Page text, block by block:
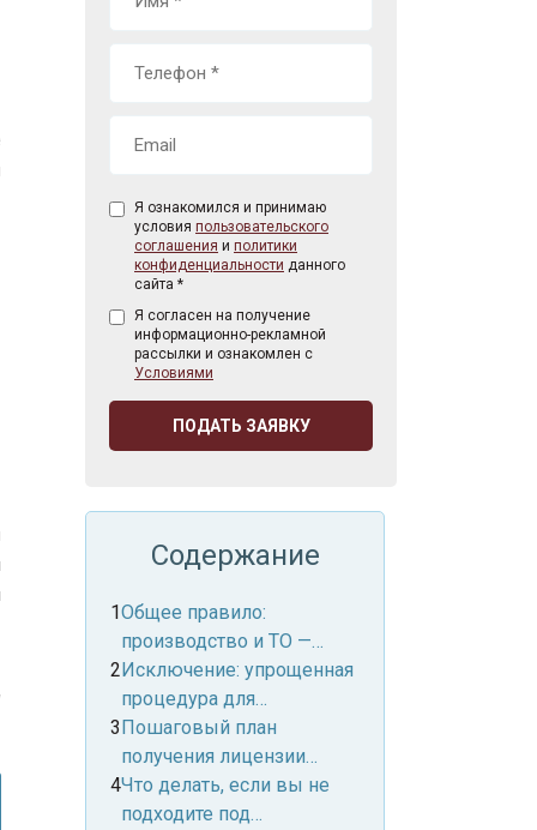
Я ознакомился и принимаю
условия пользовательского
соглашения и политики
конфиденциальности данного
сайта *
Я согласен на получение
информационно-рекламной
рассылки и ознакомлен с
Условиями
ПОДАТЬ ЗАЯВКУ
Содержание
Общее правило:
производство и ТО —
разные виды
деятельности
Исключение: упрощенная
процедура для
производителей по
Постановлению №1332
Пошаговый план
получения лицензии
ТОМИ для производителя
(упрощенный вариант)
Что делать, если вы не
подходите под